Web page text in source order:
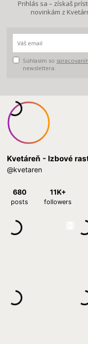
Prihlás sa – získaš
novinkám z
Súhlasím so
newslettera.